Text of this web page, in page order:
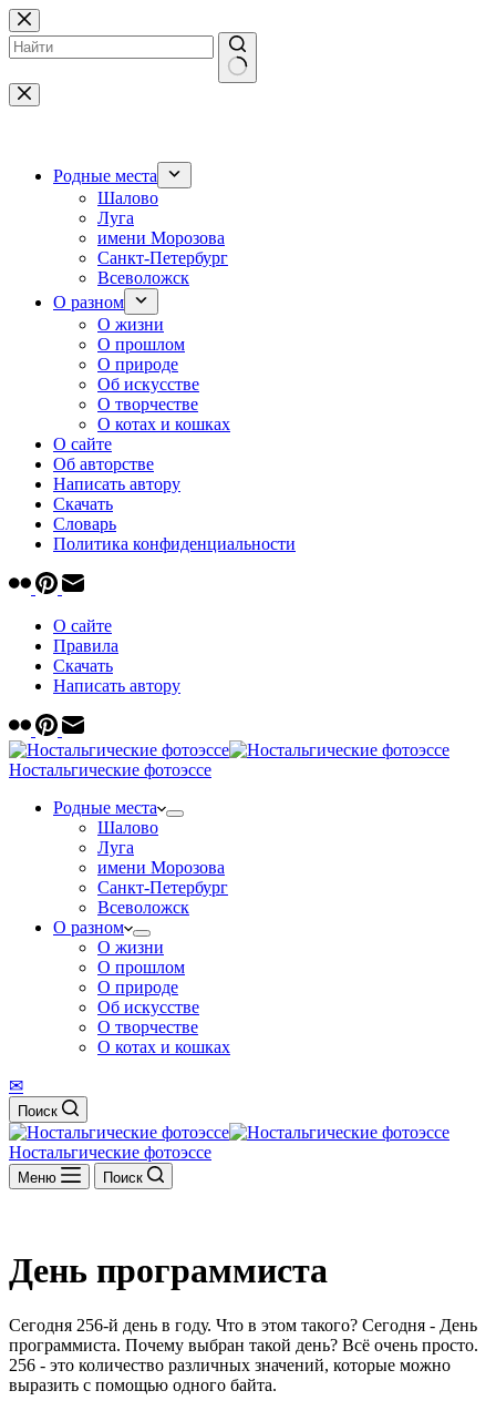
Перейти
к
сути
Ничего
не
Родные места
Шалово
Луга
имени Морозова
Санкт-Петербург
Всеволожск
О разном
О жизни
О прошлом
О природе
Об искусстве
О творчестве
О котах и кошках
О сайте
Об авторстве
Написать автору
Скачать
Cловарь
Политика конфиденциальности
О сайте
Правила
Скачать
Написать автору
Ностальгические фотоэссе
Родные места
Шалово
Луга
имени Морозова
Санкт-Петербург
Всеволожск
О разном
О жизни
О прошлом
О природе
Об искусстве
О творчестве
О котах и кошках
✉
Поиск
Ностальгические фотоэссе
Меню Поиск
День программиста
Сегодня 256-й день в году. Что в этом такого? Сегодня - День
программиста. Почему выбран такой день? Всё очень просто.
256 - это количество различных значений, которые можно
выразить с помощью одного байта.